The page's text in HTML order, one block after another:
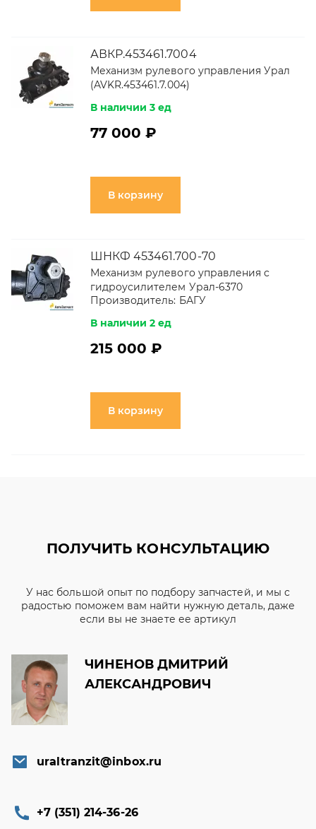
АВКР.453461.7004
Механизм рулевого управления Урал
(AVKR.453461.7.004)
В наличии 3 ед
77 000 ₽
В корзину
ШНКФ 453461.700-70
Механизм рулевого управления с
гидроусилителем Урал-6370
Производитель: БАГУ
В наличии 2 ед
215 000 ₽
В корзину
ПОЛУЧИТЬ КОНСУЛЬТАЦИЮ
У нас большой опыт по подбору запчастей, и мы с
радостью поможем вам найти нужную деталь, даже
если вы не знаете ее артикул
ЧИНЕНОВ ДМИТРИЙ
АЛЕКСАНДРОВИЧ
uraltranzit@inbox.ru
+7 (351) 214-36-26